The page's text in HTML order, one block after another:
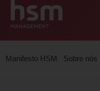
Manifesto HSM Sobre nós